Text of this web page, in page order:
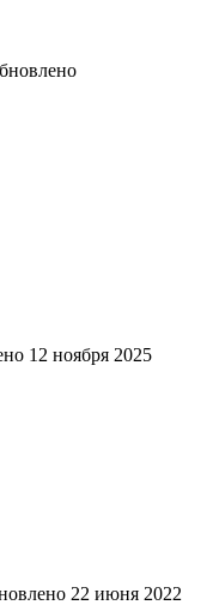
12 ноября 2025
22 июня 2022